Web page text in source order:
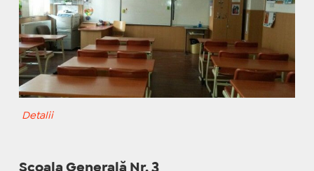
Detalii
Școala Generală Nr. 3